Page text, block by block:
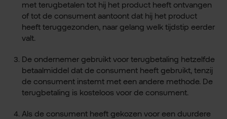
met terugbetalen tot hij het product heeft ontvangen
of tot de consument aantoont dat hij het product
heeft teruggezonden, naar gelang welk tijdstip eerder
valt.
De ondernemer gebruikt voor terugbetaling hetzelfde
betaalmiddel dat de consument heeft gebruikt, tenzij
de consument instemt met een andere methode. De
terugbetaling is kosteloos voor de consument.
Als de consument heeft gekozen voor een duurdere